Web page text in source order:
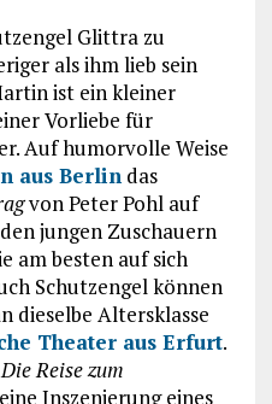
Glittra zu
als ihm lieb sein
ist ein kleiner
Vorliebe für
Auf humorvolle Weise
aus Berlindas
von Peter Pohl auf
jungen Zuschauern
am besten auf sich
Schutzengel können
dieselbe Altersklasse
Theater aus Erfurt.
Die Reise zum
Inszenierung eines